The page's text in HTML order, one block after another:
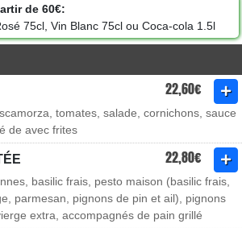
de 60€:
75cl, Vin Blanc 75cl ou Coca-cola 1.5l
22,60€
tomates, salade, cornichons, sauce
de avec frites
22,80€
basilic frais, pesto maison (basilic frais,
parmesan, pignons de pin et ail), pignons
extra, accompagnés de pain grillé